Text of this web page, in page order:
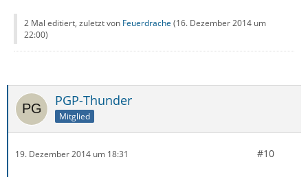
2 Mal editiert, zuletzt von Feuerdrache (16. Dezember 2014 um
22:00)
PGP-Thunder
Mitglied
19. Dezember 2014 um 18:31 #10